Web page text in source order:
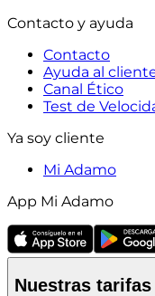
Contacto y ayuda
Contacto
Ayuda al
Canal Ético
Test de
Ya soy cliente
Mi Adamo
App Mi Adamo
Nuestras tarifas